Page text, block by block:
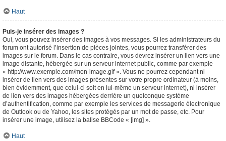
Haut
Puis-je insérer des images ?
Oui, vous pouvez insérer des images à vos messages. Si les administrateurs du
forum ont autorisé l’insertion de pièces jointes, vous pourrez transférer des
images sur le forum. Dans le cas contraire, vous devrez insérer un lien vers une
image distante, hébergée sur un serveur internet public, comme par exemple
« http://www.exemple.com/mon-image.gif ». Vous ne pourrez cependant ni
insérer de lien vers des images présentes sur votre propre ordinateur (à moins,
bien évidemment, que celui-ci soit en lui-même un serveur internet), ni insérer
de lien vers des images hébergées derrière un quelconque système
d’authentification, comme par exemple les services de messagerie électronique
de Outlook ou de Yahoo, les sites protégés par un mot de passe, etc. Pour
insérer une image, utilisez la balise BBCode « [img] ».
Haut